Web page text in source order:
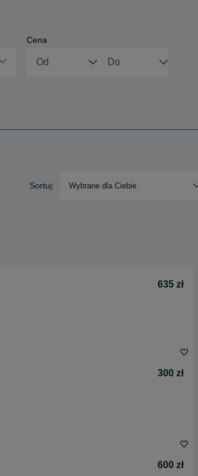
Cena
Sortuj: Wybrane dla Ciebie
635 zł
300 zł
600 zł